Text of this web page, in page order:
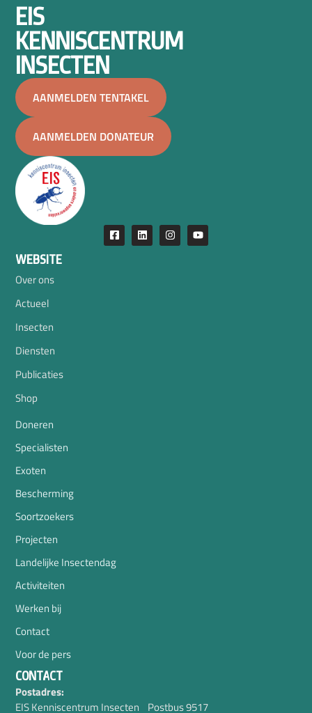
EIS
KENNISCENTRUM
INSECTEN
AANMELDEN TENTAKEL
AANMELDEN DONATEUR
WEBSITE
Over ons
Actueel
Insecten
Diensten
Publicaties
Shop
Doneren
Specialisten
Exoten
Bescherming
Soortzoekers
Projecten
Landelijke Insectendag
Activiteiten
Werken bij
Contact
Voor de pers
CONTACT
Postadres:
EIS Kenniscentrum Insecten Postbus 9517